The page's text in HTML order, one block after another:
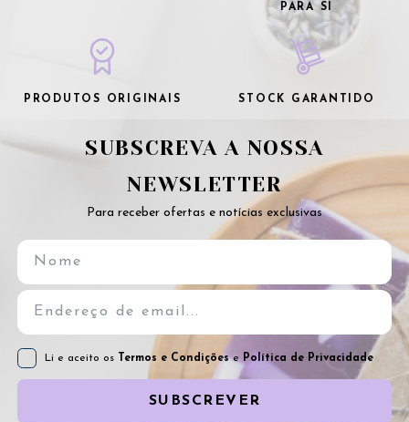
PARA SI
PRODUTOS ORIGINAIS STOCK GARANTIDO
SUBSCREVA A NOSSA
NEWSLETTER
Para receber ofertas e notícias exclusivas
Li e aceito os Termos e Condiçõese Política de Privacidade
SUBSCREVER